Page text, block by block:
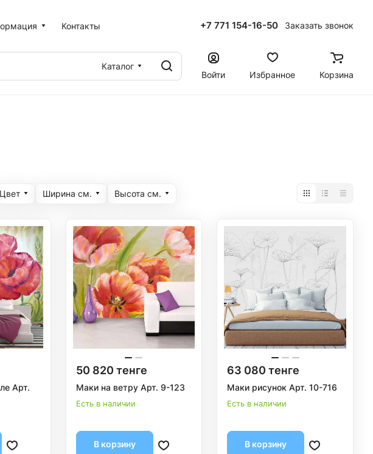
Контакты +7 771 154-16-50 Заказать звонок
Каталог
Войти
Избранное Корзина
Цвет Ширина cм. Высота cм.
Арт.
50 820 тенге
Маки на ветру Арт. 9-123
Есть в наличии
В корзину
63 080 тенге
Маки рисунок Арт. 10-716
Есть в наличии
В корзину